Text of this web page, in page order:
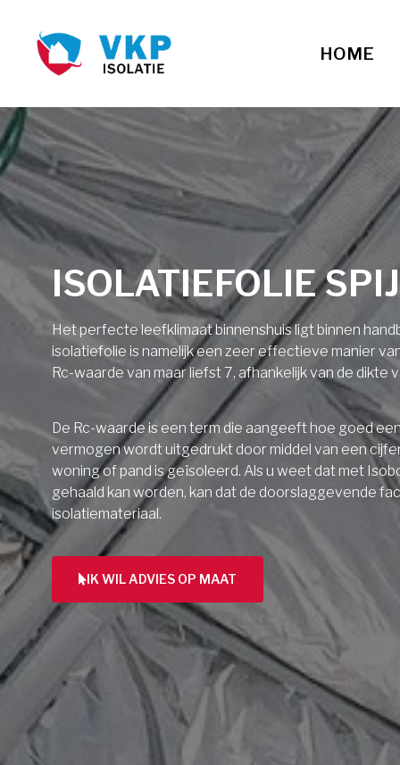
HOME
ISOLATIEFOLIE
Het perfecte leefklimaat binnenshuis ligt binnen
isolatiefolie is namelijk een zeer effectieve manier
Rc-waarde van maar liefst 7, afhankelijk van de dikte
De Rc-waarde is een term die aangeeft hoe goed
vermogen wordt uitgedrukt door middel van een
woning of pand is geïsoleerd. Als u weet dat met
gehaald kan worden, kan dat de doorslaggevende
isolatiemateriaal.
IK WIL ADVIES OP MAAT